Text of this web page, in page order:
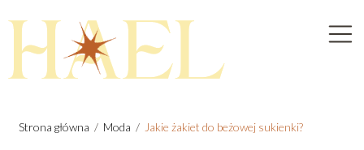
Strona główna / Moda / Jakie żakiet do beżowej sukienki?